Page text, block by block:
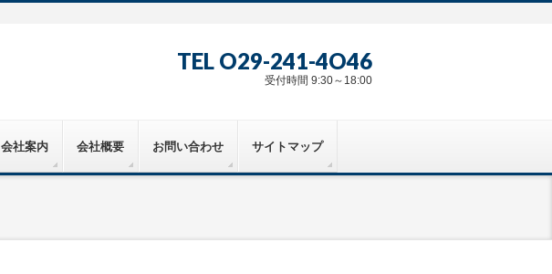
TEL O29-241-4O46
受付時間 9:30～18:00
会社案内 会社概要 お問い合わせ サイトマップ